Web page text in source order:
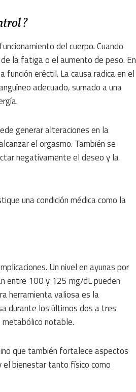
del cuerpo. Cuando
la fatiga o el aumento de peso. En
eréctil. La causa radica en el
adecuado, sumado a una
generar alteraciones en la
el orgasmo. También se
negativamente el deseo y la
una condición médica como la
Un nivel en ayunas por
entre 100 y 125 mg/dL pueden
herramienta valiosa es la
durante los últimos dos a tres
metabólico notable.
que también fortalece aspectos
el bienestar tanto físico como